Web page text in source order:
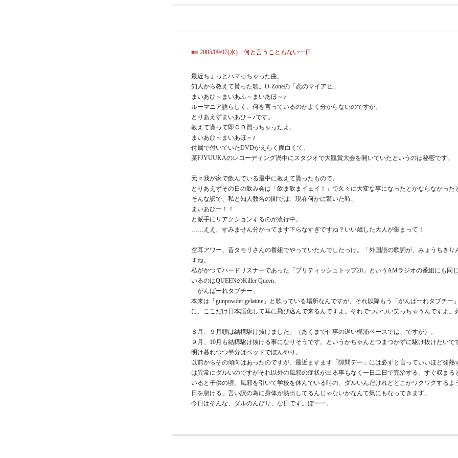
■■ 2005/09/07(水) 何と言うこともない一日
最近ちょっとハマっちゃった曲。
知人から教えて貰った歌。O-Zoneの「恋のマイアヒ」
まいあひ～まいあふ～まいあほ～♪
ルーマニア語らしく、何を言っているのかよく分からないのですが、
とりあえずまいあひ～♪です。
教えて貰って即ＣＤ買っちゃったよ。
まいあひ～まいあほ～♪
付属で付いていたDVDがえらく面白くて、
某FJYUUKAのレコーディング渦中にスタジオで大観賞大会を開いていたというのは秘密です。
元々我が家で飲んでいる最中に教えて貰ったもので、
とりあえずその日の飲み会は「飲ま飲まイェイ！」で久々に大変な事になったとかならなかった
そんな訳で、私と知人数名の間では、現在何かに驚いた時、
まいあひー！！
と派手にリアクションするのが流行中。
……ええ、すみません分かってます下らなすぎですね？いい歳した大人が集まって！
空耳アワー、昔タモリさんの番組でやっていたんでしたっけ。「外国語の歌詞が、みょうちき
すね。
私がかつてハードリスナーであった「ブリティッシュトップ20」というAMラジオの番組にも
いるのはQUEENのKiller Queen、
「がんばーれタブチー」
本来は「gunpowder,gelatine」と歌っている場所なんですが、それ以降もう「がんばーれタブチ
に、ここだけ日本語化して耳に飛び込んで来るんですよ。それでついつい笑っちゃうんですよ
８月、９月頭は結構駆け抜けました。（あくまで仕事の遅い梶浦ペースでは、ですが）。
９月、10月も結構駆け抜ける事になりそうです。というかちゃんとつまづかずに駆け抜けた
明け暮れつつ半分はベッドでぼんやり。
以前からその傾向はあったのですが、最近ますます「隙間デー」には必ずと言っていいほど発
は異常にダルいのですがそれ以外の風邪の症状が出る事もなく一日二日で完治する。すぐ収ま
いると子供の頃、風邪を引いて学校を休んでいる時の、ダルいんだけれどどこかワクワクする
日を怠ける」言い訳の為に身体が熱出してるんじゃないかなんて気にもなってきます。
今日はそんな、ダルのんびり、な日です。ぼーー。